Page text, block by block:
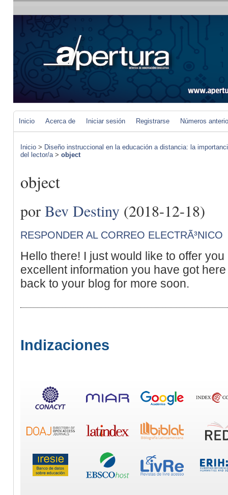
Inicio Acerca de Iniciar sesión Registrarse Números
Inicio > Diseño instruccional en la educación a distancia: la
del lector/a> object
object
por Bev Destiny (2018-12-18)
RESPONDER AL CORREO ELECTRÃ³NICO
Hello there! I just would like to offer
excellent information you have got
back to your blog for more soon.
Indizaciones